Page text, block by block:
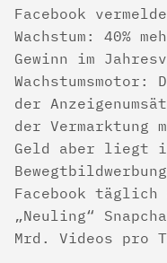
Facebook
Wachstum: 40%
Gewinn im
Wachstumsmotor:
der
der Vermarktung
Geld aber liegt
Facebook täglich
„Neuling“
Mrd. Videos pro